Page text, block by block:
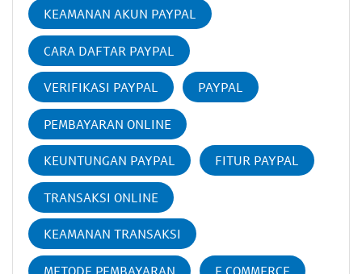
KEAMANAN AKUN PAYPAL
CARA DAFTAR PAYPAL
VERIFIKASI PAYPAL PAYPAL
PEMBAYARAN ONLINE
KEUNTUNGAN PAYPAL FITUR PAYPAL
TRANSAKSI ONLINE
KEAMANAN TRANSAKSI
METODE PEMBAYARAN E COMMERCE